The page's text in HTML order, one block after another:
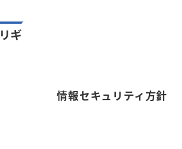
情報セキュリティ方針